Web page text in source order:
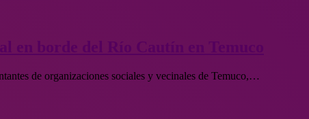
en borde del Río Cautín en Temuco
de organizaciones sociales y vecinales de Temuco,…